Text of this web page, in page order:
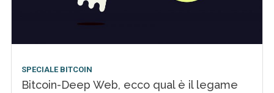
SPECIALE BITCOIN
Bitcoin-Deep Web, ecco qual è il legame